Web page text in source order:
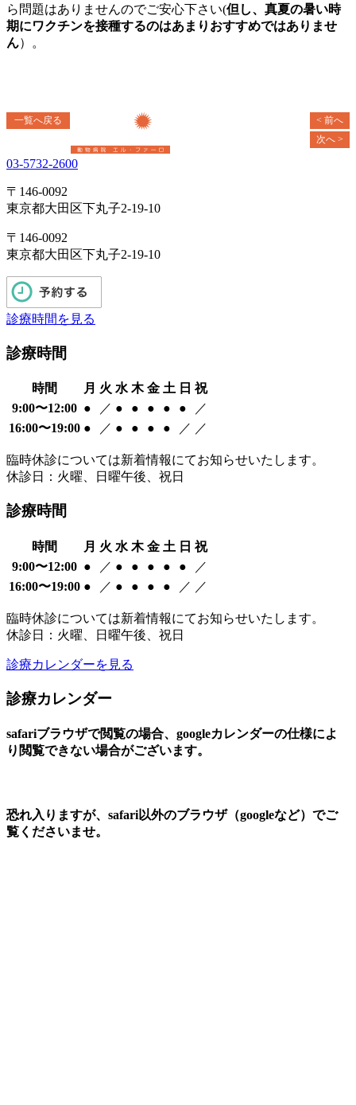
ら問題はありませんのでご安心下さい(但し、真夏の暑い時
期にワクチンを接種するのはあまりおすすめではありませ
ん）。
一覧へ戻る
< 前へ
次へ >
03-5732-2600
〒146-0092
東京都大田区下丸子2-19-10
〒146-0092
東京都大田区下丸子2-19-10
診療時間を見る
診療時間
時間 月 火 水 木 金 土 日 祝
9:00〜12:00 ● ／ ● ● ● ● ●
／
16:00〜19:00 ● ／ ● ● ● ● ／ ／
臨時休診については新着情報にてお知らせいたします。
休診日：火曜、日曜午後、祝日
診療時間
時間 月 火 水 木 金 土 日 祝
9:00〜12:00 ● ／ ● ● ● ● ●
／
16:00〜19:00 ● ／ ● ● ● ● ／ ／
臨時休診については新着情報にてお知らせいたします。
休診日：火曜、日曜午後、祝日
診療カレンダーを見る
診療カレンダー
safariブラウザで閲覧の場合、googleカレンダーの仕様によ
り閲覧できない場合がございます。
恐れ入りますが、safari以外のブラウザ（googleなど）でご
覧くださいませ。